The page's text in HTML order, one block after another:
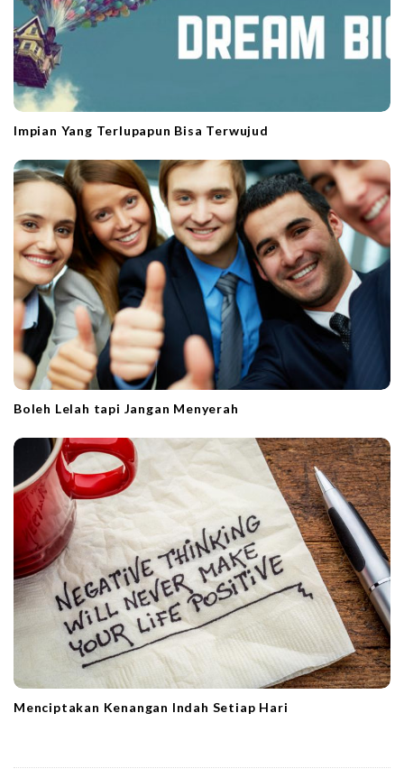
Impian Yang Terlupapun Bisa Terwujud
Boleh Lelah tapi Jangan Menyerah
Menciptakan Kenangan Indah Setiap Hari